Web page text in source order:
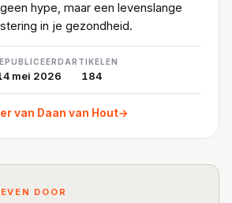
hype, maar een levenslange
in je gezondheid.
mei 2026
ARTIKELEN
184
van Daan van Hout→
DOOR